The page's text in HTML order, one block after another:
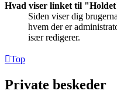
Hvad viser linket til
Siden viser dig
hvem der er
især redigerer.
Top
Private beskeder